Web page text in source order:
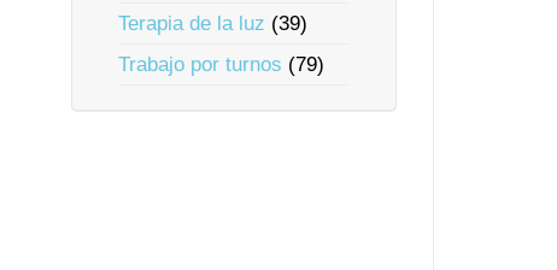
Terapia de la luz (39)
Trabajo por turnos (79)